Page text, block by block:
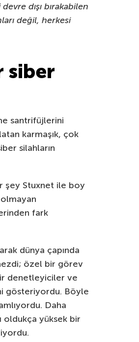
dışı bırakabilen
değil, herkesi
siber
santrifüjlerini
karmaşık, çok
silahların
şey Stuxnet ile boy
fark
dünya çapında
özel bir görev
denetleyiciler ve
gösteriyordu. Böyle
Daha
oldukça yüksek bir